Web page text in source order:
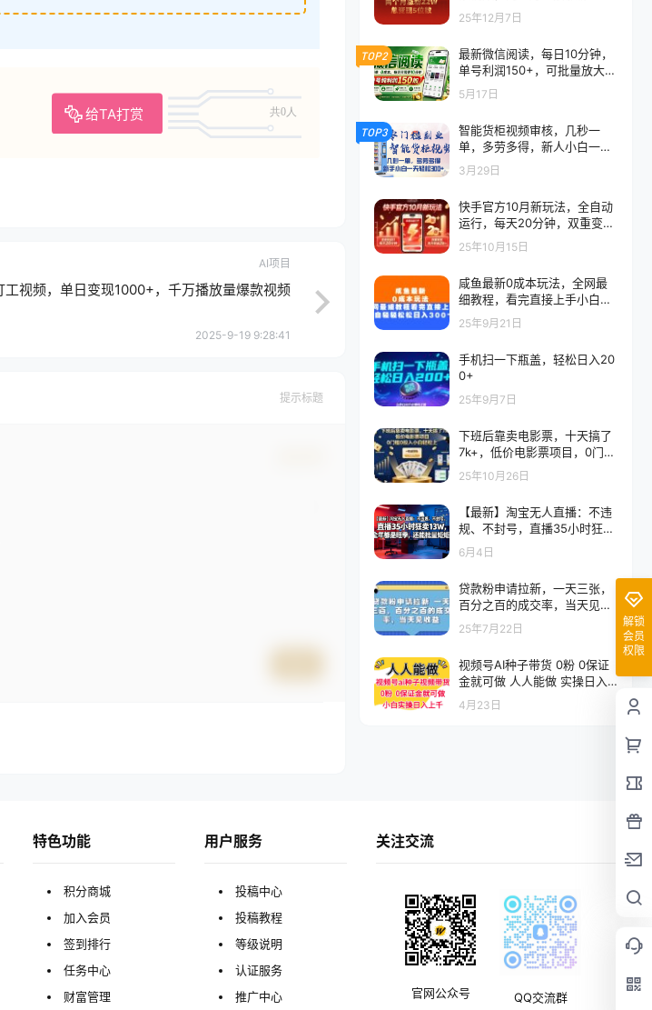
给TA打赏 共0人
AI项目
工视频，单日变现1000+，千万播放量爆款视频
2025-9-19 9:28:41
提示标题
W，总变现5位数
25年12月7日
TOP2
最新微信阅读，每日10分钟，
单号利润150+，可批量放大操
作，简单0成本
5月17日
TOP3
智能货柜视频审核，几秒一
单，多劳多得，新人小白一天
都可入300+，零门槛
3月29日
快手官方10月新玩法，全自动
运行，每天20分钟，双重变
现，当天收益2张+
25年10月15日
咸鱼最新0成本玩法，全网最
细教程，看完直接上手小白轻
松日入300＋
25年9月21日
手机扫一下瓶盖，轻松日入20
0+
25年9月7日
下班后靠卖电影票，十天搞了
7k+，低价电影票项目，0门槛
0投入小白轻松上手
25年10月26日
【最新】淘宝无人直播：不违
规、不封号，直播35小时狂卖
13W，全年都是旺季，还能批
量矩阵操作
6月4日
贷款粉申请拉新，一天三张，
百分之百的成交率，当天见收
益【揭秘】
25年7月22日
视频号AI种子带货 0粉 0保证
金就可做 人人能做 实操日入
上千
4月23日
解锁
会员
权限
特色功能
积分商城
加入会员
签到排行
任务中心
财富管理
用户服务
投稿中心
投稿教程
等级说明
认证服务
推广中心
关注交流
官网公众号 QQ交流群